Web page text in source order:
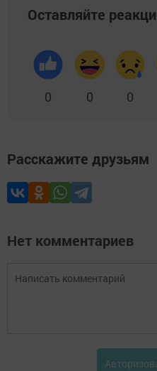
Оставляйте
0 0 0
Расскажите друзьям
Нет комментариев